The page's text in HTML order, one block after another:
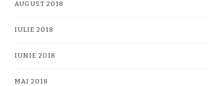
AUGUST 2018
IULIE 2018
IUNIE 2018
MAI 2018